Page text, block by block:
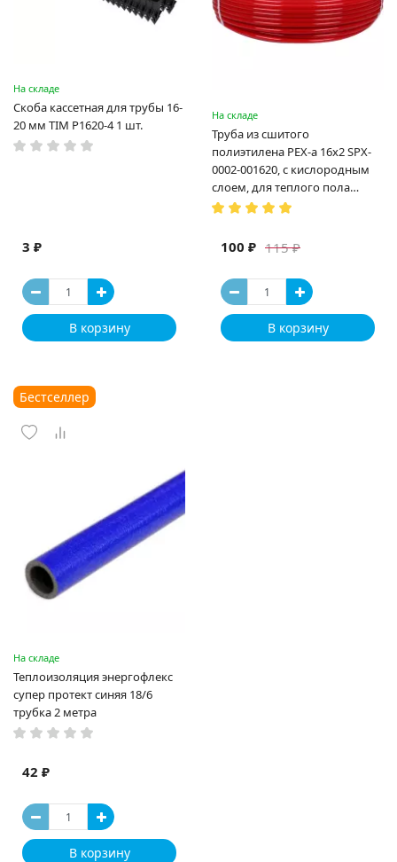
На складе
Скоба кассетная для трубы 16-
20 мм TIM P1620-4 1 шт.
3 ₽
В корзину
На складе
Труба из сшитого
полиэтилена PEX-a 16х2 SPX-
0002-001620, с кислородным
слоем, для теплого пола
(Испания)
115 ₽
100 ₽
В корзину
Бестселлер
На складе
Теплоизоляция энергофлекс
супер протект синяя 18/6
трубка 2 метра
42 ₽
В корзину